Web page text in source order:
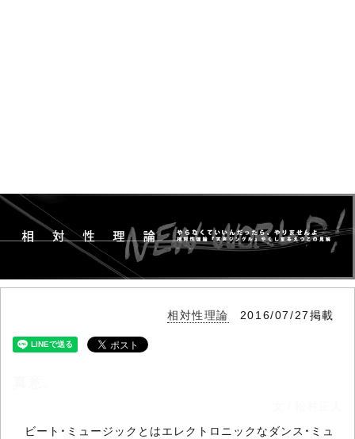
相対性理論 2016/07/27掲載
ビート・ミュージックとはエレクトロニックなダンス・ミュ